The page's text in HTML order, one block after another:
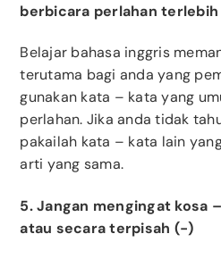
berbicara perlahan terlebih
Belajar bahasa inggris
terutama bagi anda yang
gunakan kata – kata yang
perlahan. Jika anda tidak
pakailah kata – kata lain
arti yang sama.
5. Jangan mengingat kosa
atau secara terpisah (-)